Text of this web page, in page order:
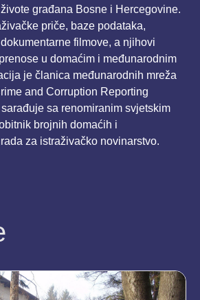
građana Bosne i Hercegovine.
priče, baze podataka,
filmove, a njihovi
u domaćim i međunarodnim
je članica međunarodnih mreža
and Corruption Reporting
sa renomiranim svjetskim
brojnih domaćih i
za istraživačko novinarstvo.